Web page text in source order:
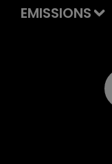
EMISSIONS